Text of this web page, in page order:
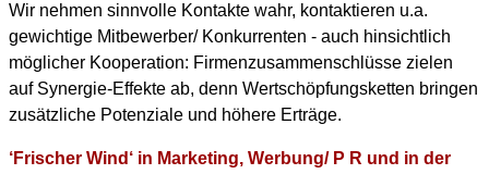
Wir nehmen sinnvolle Kontakte wahr, kontaktieren u.a.
gewichtige Mitbewerber/ Konkurrenten - auch hinsichtlich
möglicher Kooperation: Firmenzusammenschlüsse zielen
auf Synergie-Effekte ab, denn Wertschöpfungsketten bringen
zusätzliche Potenziale und höhere Erträge.
‘Frischer Wind‘ in Marketing, Werbung/ P R und in der